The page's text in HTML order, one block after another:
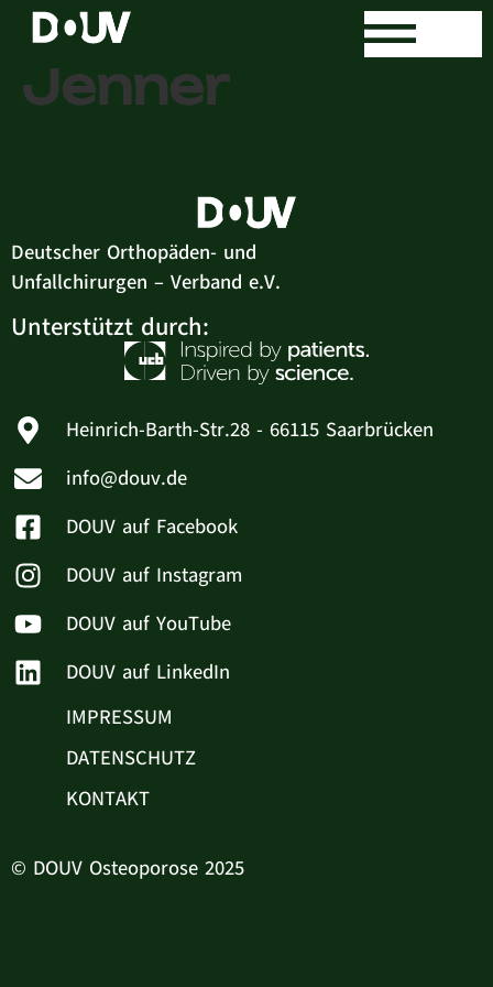
Dr. med. Niels
Jenner
Deutscher Orthopäden- und
Unfallchirurgen – Verband e.V.
Unterstützt durch:
Heinrich-Barth-Str.28 - 66115 Saarbrücken
info@douv.de
DOUV auf Facebook
DOUV auf Instagram
DOUV auf YouTube
DOUV auf LinkedIn
IMPRESSUM
DATENSCHUTZ
KONTAKT
© DOUV Osteoporose 2025